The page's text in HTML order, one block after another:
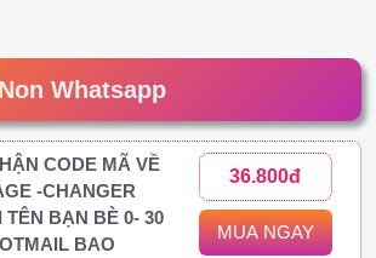
Whatsapp
CODE MÃ VỀ
-CHANGER
BẠN BÈ 0- 30
BAO
36.800đ
MUA NGAY